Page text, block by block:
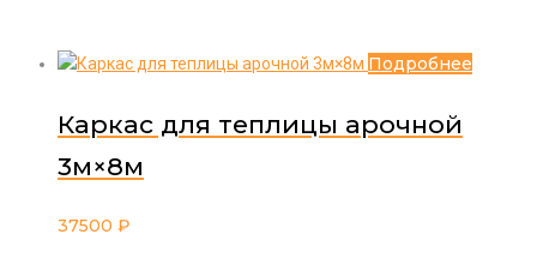
Подробнее
Каркас для теплицы арочной
3м×8м
37500 ₽